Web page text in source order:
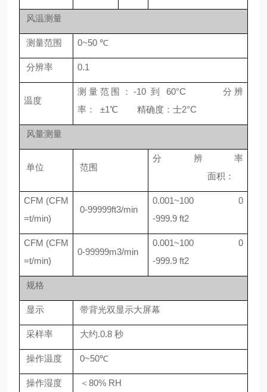
风温测量
测量范围 0~50 ℃
分辨率 0.1
温度
测量范围：-10 到 60°C 分辨
率： ±1℃ 精确度：士2°C
风量测量
单位 范围
分辨率
面积：
CFM (CFM
=t/min)
0-99999ft3/min
0.001~100 0
-999.9 ft2
CFM (CFM
=t/min)
0-99999m3/min
0.001~100 0
-999.9 ft2
规格
显示 带背光双显示大屏幕
采样率 大约.0.8 秒
操作温度 0~50℃
操作湿度 ＜80% RH